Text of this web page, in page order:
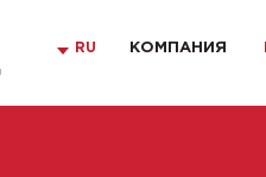
RU КОМПАНИЯ